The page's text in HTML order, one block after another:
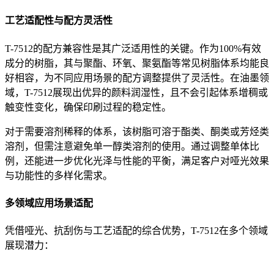
工艺适配性与配方灵活性
T-7512的配方兼容性是其广泛适用性的关键。作为100%有效
成分的树脂，其与聚酯、环氧、聚氨酯等常见树脂体系均能良
好相容，为不同应用场景的配方调整提供了灵活性。在油墨领
域，T-7512展现出优异的颜料润湿性，且不会引起体系增稠或
触变性变化，确保印刷过程的稳定性。
对于需要溶剂稀释的体系，该树脂可溶于酯类、酮类或芳烃类
溶剂，但需注意避免单一醇类溶剂的使用。通过调整单体比
例，还能进一步优化光泽与性能的平衡，满足客户对哑光效果
与功能性的多样化需求。
多领域应用场景适配
凭借哑光、抗刮伤与工艺适配的综合优势，T-7512在多个领域
展现潜力：